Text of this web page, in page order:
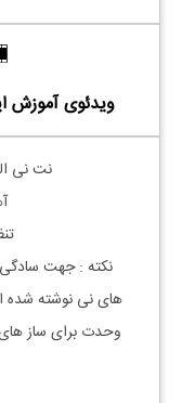
ویدئوی آموزش
نتنی
نکته : جهت سادگی
هاینی نوشته
وحدت برای ساز